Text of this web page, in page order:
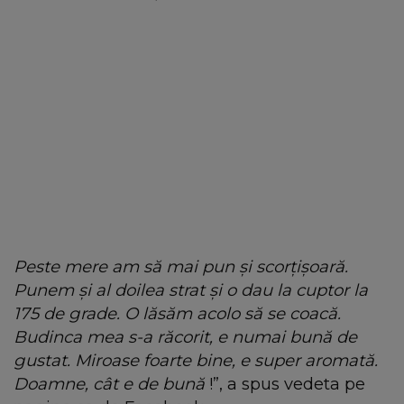
Peste mere am să mai pun și scorțișoară.
Punem și al doilea strat și o dau la cuptor la
175 de grade. O lăsăm acolo să se coacă.
Budinca mea s-a răcorit, e numai bună de
gustat. Miroase foarte bine, e super aromată.
Doamne, cât e de bună !”, a spus vedeta pe